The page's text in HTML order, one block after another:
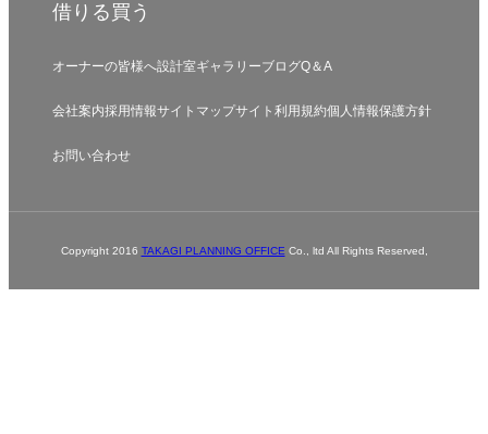
借りる 買う
オーナーの皆様へ設計室ギャラリーブログQ＆A
会社案内採用情報サイトマップサイト利用規約個人情報保護方針
お問い合わせ
Copyright 2016 TAKAGI PLANNING OFFICE Co., ltd All Rights Reserved,